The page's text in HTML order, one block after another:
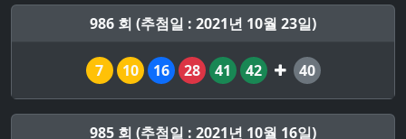
986 회 (추첨일 : 2021년 10월 23일)
7 10 16 28 41 42 40
985 회 (추첨일 : 2021년 10월 16일)